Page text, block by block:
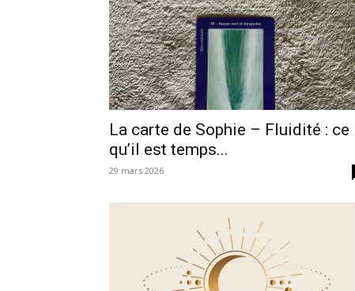
La carte de Sophie – Fluidité : ce
qu’il est temps...
29 mars 2026